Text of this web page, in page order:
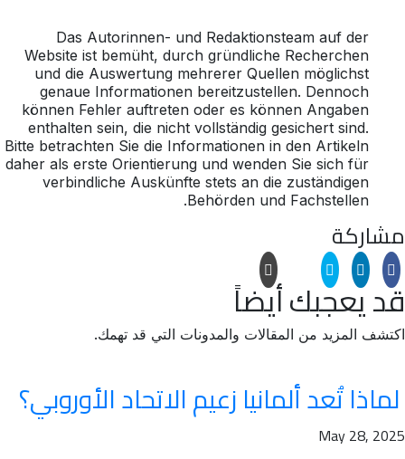
Das Autorinnen- und Redaktionsteam auf der
Website ist bemüht, durch gründliche Recherchen
und die Auswertung mehrerer Quellen möglichst
genaue Informationen bereitzustellen. Dennoch
können Fehler auftreten oder es können Angaben
enthalten sein, die nicht vollständig gesichert sind.
Bitte betrachten Sie die Informationen in den Artikeln
daher als erste Orientierung und wenden Sie sich für
verbindliche Auskünfte stets an die zuständigen
Behörden und Fachstellen.
مشاركة
قد يعجبك أيضاً
اكتشف المزيد من المقالات والمدونات التي قد تهمك.
May 28, 2025